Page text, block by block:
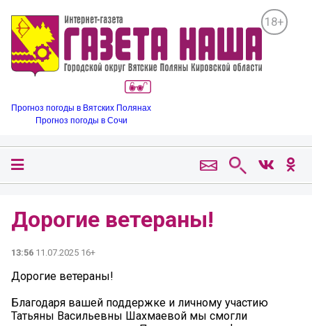
18+
Прогноз погоды в Вятских Полянах
Прогноз погоды в Сочи
Дорогие ветераны!
13:56 11.07.2025 16+
Дорогие ветераны!
Благодаря вашей поддержке и личному участию
Татьяны Васильевны Шахмаевой мы смогли